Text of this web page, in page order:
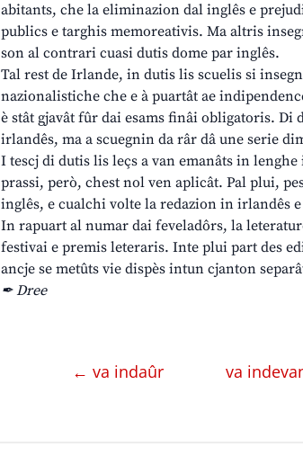
abitants, che la eliminazion dal inglês e
publics e targhis memoreativis. Ma altris
son al contrari cuasi dutis dome par inglês.
Tal rest de Irlande, in dutis lis scuelis si
nazionalistiche che e à puartât ae
è stât gjavât fûr dai esams finâi obligatoris. Di
irlandês, ma a scuegnin da râr dâ une serie
I tescj di dutis lis leçs a van emanâts in
prassi, però, chest nol ven aplicât. Pal plui,
inglês, e cualchi volte la redazion in irlandês
In rapuart al numar dai feveladôrs, la
festivai e premis leteraris. Inte plui part des
ancje se metûts vie dispès intun cjanton
✒ Dree
← va indaûr va